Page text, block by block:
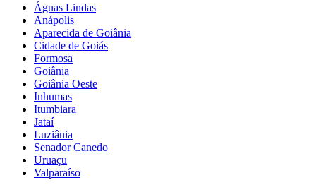
Águas Lindas
Anápolis
Aparecida de Goiânia
Cidade de Goiás
Formosa
Goiânia
Goiânia Oeste
Inhumas
Itumbiara
Jataí
Luziânia
Senador Canedo
Uruaçu
Valparaíso